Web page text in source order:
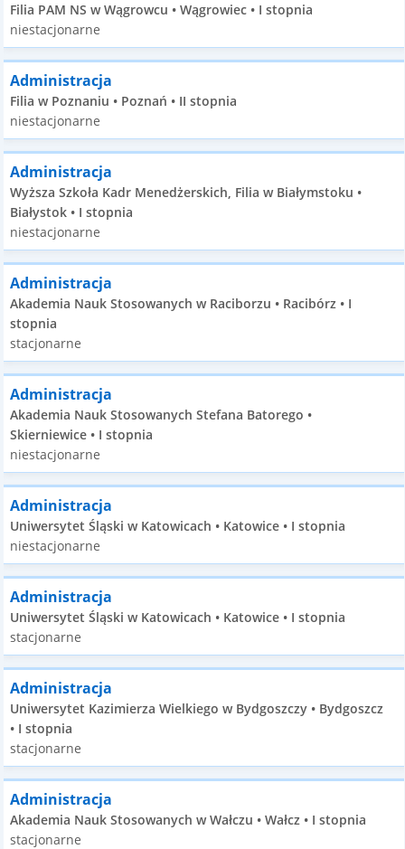
Filia PAM NS w Wągrowcu • Wągrowiec • I stopnia
niestacjonarne
Administracja
Filia w Poznaniu • Poznań • II stopnia
niestacjonarne
Administracja
Wyższa Szkoła Kadr Menedżerskich, Filia w Białymstoku •
Białystok • I stopnia
niestacjonarne
Administracja
Akademia Nauk Stosowanych w Raciborzu • Racibórz • I
stopnia
stacjonarne
Administracja
Akademia Nauk Stosowanych Stefana Batorego •
Skierniewice • I stopnia
niestacjonarne
Administracja
Uniwersytet Śląski w Katowicach • Katowice • I stopnia
niestacjonarne
Administracja
Uniwersytet Śląski w Katowicach • Katowice • I stopnia
stacjonarne
Administracja
Uniwersytet Kazimierza Wielkiego w Bydgoszczy • Bydgoszcz
• I stopnia
stacjonarne
Administracja
Akademia Nauk Stosowanych w Wałczu • Wałcz • I stopnia
stacjonarne